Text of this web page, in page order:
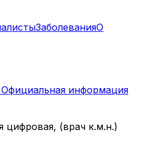
ЗаболеванияО
Официальная информация
цифровая, (врач к.м.н.)